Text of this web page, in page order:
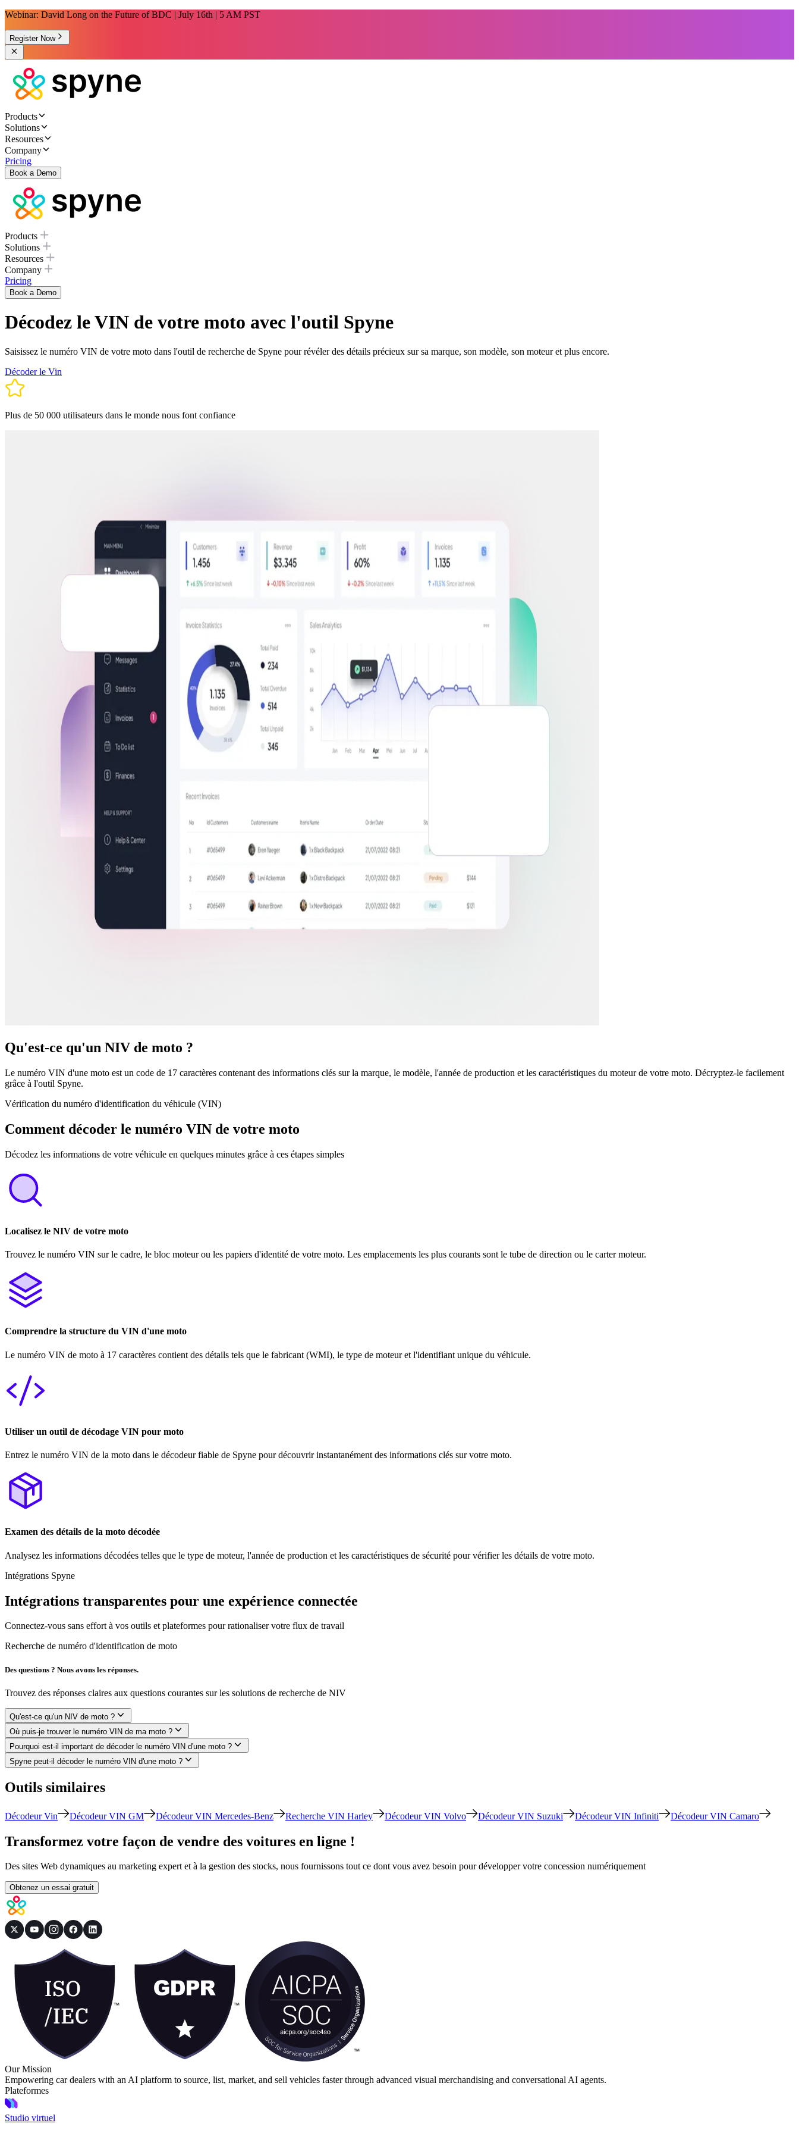
Webinar: David Long on the Future of BDC | July 16th | 5 AM PST
Register Now
Products
Solutions
Resources
Company
Pricing
Book a Demo
Products
Solutions
Resources
Company
Pricing
Book a Demo
Décodez le VIN de votre moto avec l'outil Spyne
Saisissez le numéro VIN de votre moto dans l'outil de recherche de Spyne pour révéler des détails précieux sur sa marque, son modèle, son moteur et plus encore.
Décoder le Vin
Plus de 50 000 utilisateurs dans le monde nous font confiance
Qu'est-ce qu'un NIV de moto ?
Le numéro VIN d'une moto est un code de 17 caractères contenant des informations clés sur la marque, le modèle, l'année de production et les caractéristiques du moteur de votre moto. Décryptez-le facilement
grâce à l'outil Spyne.
Vérification du numéro d'identification du véhicule (VIN)
Comment décoder le numéro VIN de votre moto
Décodez les informations de votre véhicule en quelques minutes grâce à ces étapes simples
Localisez le NIV de votre moto
Trouvez le numéro VIN sur le cadre, le bloc moteur ou les papiers d'identité de votre moto. Les emplacements les plus courants sont le tube de direction ou le carter moteur.
Comprendre la structure du VIN d'une moto
Le numéro VIN de moto à 17 caractères contient des détails tels que le fabricant (WMI), le type de moteur et l'identifiant unique du véhicule.
Utiliser un outil de décodage VIN pour moto
Entrez le numéro VIN de la moto dans le décodeur fiable de Spyne pour découvrir instantanément des informations clés sur votre moto.
Examen des détails de la moto décodée
Analysez les informations décodées telles que le type de moteur, l'année de production et les caractéristiques de sécurité pour vérifier les détails de votre moto.
Intégrations Spyne
Intégrations transparentes pour une expérience connectée
Connectez-vous sans effort à vos outils et plateformes pour rationaliser votre flux de travail
Recherche de numéro d'identification de moto
Des questions ? Nous avons les réponses.
Trouvez des réponses claires aux questions courantes sur les solutions de recherche de NIV
Qu'est-ce qu'un NIV de moto ?
Où puis-je trouver le numéro VIN de ma moto ?
Pourquoi est-il important de décoder le numéro VIN d'une moto ?
Spyne peut-il décoder le numéro VIN d'une moto ?
Outils similaires
Décodeur Vin Décodeur VIN GM Décodeur VIN Mercedes-Benz Recherche VIN Harley Décodeur VIN Volvo Décodeur VIN Suzuki Décodeur VIN Infiniti Décodeur VIN Camaro
Transformez votre façon de vendre des voitures en ligne !
Des sites Web dynamiques au marketing expert et à la gestion des stocks, nous fournissons tout ce dont vous avez besoin pour développer votre concession numériquement
Obtenez un essai gratuit
Our Mission
Empowering car dealers with an AI platform to source, list, market, and sell vehicles faster through advanced visual merchandising and conversational AI agents.
Plateformes
Studio virtuel